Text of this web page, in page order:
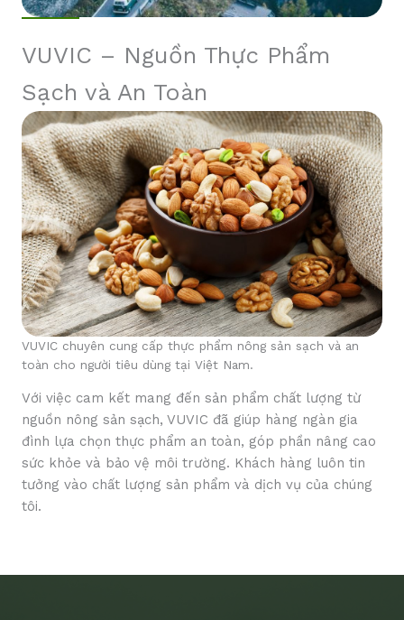
VUVIC – Nguồn Thực Phẩm
Sạch và An Toàn
VUVIC chuyên cung cấp thực phẩm nông sản sạch và an
toàn cho người tiêu dùng tại Việt Nam.
Với việc cam kết mang đến sản phẩm chất lượng từ
nguồn nông sản sạch, VUVIC đã giúp hàng ngàn gia
đình lựa chọn thực phẩm an toàn, góp phần nâng cao
sức khỏe và bảo vệ môi trường. Khách hàng luôn tin
tưởng vào chất lượng sản phẩm và dịch vụ của chúng
tôi.